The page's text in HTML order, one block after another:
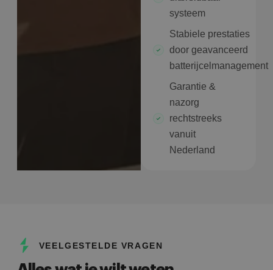
systeem
Stabiele prestaties
door geavanceerd
batterijcelmanagement
Garantie &
nazorg
rechtstreeks
vanuit
Nederland
VEELGESTELDE VRAGEN